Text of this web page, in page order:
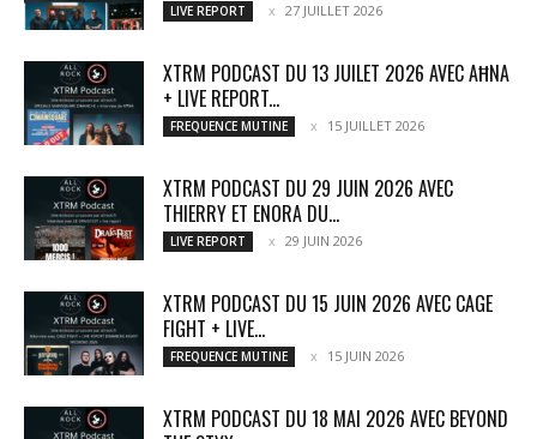
LIVE REPORT 27 JUILLET 2026
XTRM PODCAST DU 13 JUILET 2026 AVEC AĦNA
+ LIVE REPORT...
FREQUENCE MUTINE 15 JUILLET 2026
XTRM PODCAST DU 29 JUIN 2026 AVEC
THIERRY ET ENORA DU...
LIVE REPORT 29 JUIN 2026
XTRM PODCAST DU 15 JUIN 2026 AVEC CAGE
FIGHT + LIVE...
FREQUENCE MUTINE 15 JUIN 2026
XTRM PODCAST DU 18 MAI 2026 AVEC BEYOND